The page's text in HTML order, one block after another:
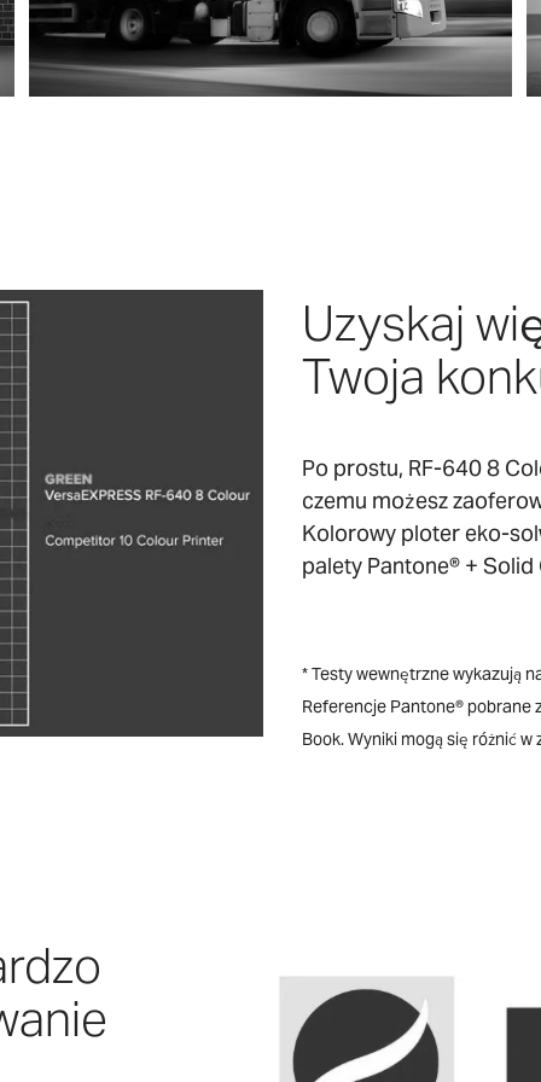
Uzyskaj
Twoja
Po prostu, RF-640 8
czemu możesz
Kolorowy ploter eko-
palety Pantone® + Solid
* Testy wewnętrzne wykazują
Referencje Pantone® pobrane
Book. Wyniki mogą się różnić w